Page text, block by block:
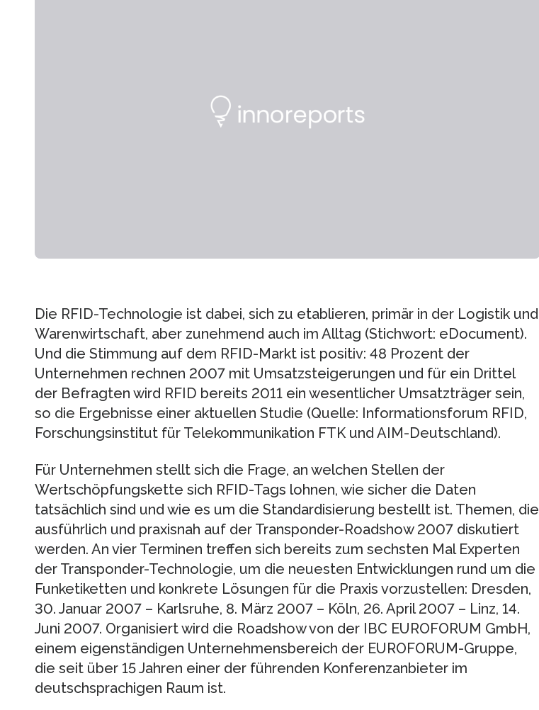
Die RFID-Technologie ist dabei, sich zu etablieren, primär in der Logistik und
Warenwirtschaft, aber zunehmend auch im Alltag (Stichwort: eDocument).
Und die Stimmung auf dem RFID-Markt ist positiv: 48 Prozent der
Unternehmen rechnen 2007 mit Umsatzsteigerungen und für ein Drittel
der Befragten wird RFID bereits 2011 ein wesentlicher Umsatzträger sein,
so die Ergebnisse einer aktuellen Studie (Quelle: Informationsforum RFID,
Forschungsinstitut für Telekommunikation FTK und AIM-Deutschland).
Für Unternehmen stellt sich die Frage, an welchen Stellen der
Wertschöpfungskette sich RFID-Tags lohnen, wie sicher die Daten
tatsächlich sind und wie es um die Standardisierung bestellt ist. Themen, die
ausführlich und praxisnah auf der Transponder-Roadshow 2007 diskutiert
werden. An vier Terminen treffen sich bereits zum sechsten Mal Experten
der Transponder-Technologie, um die neuesten Entwicklungen rund um die
Funketiketten und konkrete Lösungen für die Praxis vorzustellen: Dresden,
30. Januar 2007 – Karlsruhe, 8. März 2007 – Köln, 26. April 2007 – Linz, 14.
Juni 2007. Organisiert wird die Roadshow von der IBC EUROFORUM GmbH,
einem eigenständigen Unternehmensbereich der EUROFORUM-Gruppe,
die seit über 15 Jahren einer der führenden Konferenzanbieter im
deutschsprachigen Raum ist.